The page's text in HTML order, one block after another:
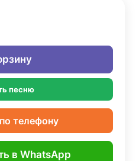
песню
телефону
в WhatsApp